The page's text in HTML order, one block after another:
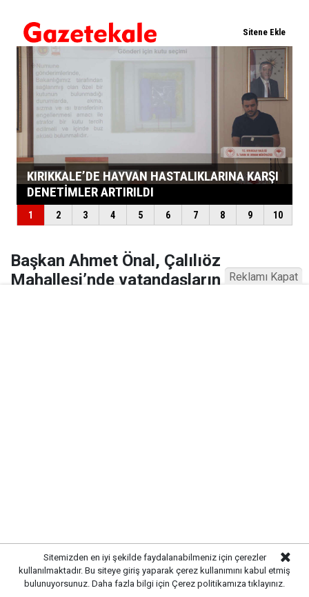
Başkan Ahmet Önal, Çalılıöz
Mahallesi’nde vatandaşların taleplerini
Gazetekale.comHaber Merkezi
Sitemizden en iyi şekilde faydalanabilmeniz için çerezler
kullanılmaktadır. Bu siteye giriş yaparak çerez kullanımını kabul etmiş
bulunuyorsunuz. Daha fazla bilgi için Çerez politikamıza tıklayınız.
Reklamı Kapat